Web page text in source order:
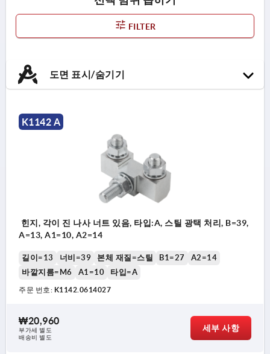
FILTER
도면 표시/숨기기
K1142 A
힌지, 각이 진 나사 너트 있음, 타입:A, 스틸 광택 처리, B=39,
A=13, A1=10, A2=14
길이=13 너비=39 본체 재질=스틸 B1=27
A2=14
바깥지름=M6
A1=10 타입=A
주문 번호: K1142.0614027
₩20,960
부가세 별도
배송비 별도
세부 사항